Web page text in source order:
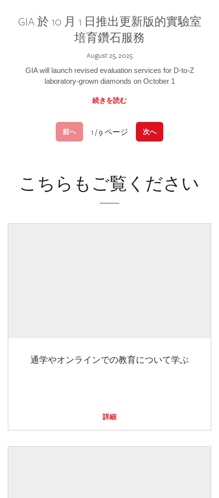
GIA 於 10 月 1 日推出更新版的實驗室
培育鑽石服務
August 25, 2025
GIA will launch revised evaluation services for D-to-Z
laboratory-grown diamonds on October 1
続きを読む
前へ 1 / 9 ページ 次へ
こちらもご覧ください
通学やオンラインでの教育について学ぶ
詳細